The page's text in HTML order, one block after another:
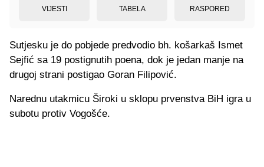
VIJESTI TABELA RASPORED
Sutjesku je do pobjede predvodio bh. košarkaš Ismet
Sejfić sa 19 postignutih poena, dok je jedan manje na
drugoj strani postigao Goran Filipović.
Narednu utakmicu Široki u sklopu prvenstva BiH igra u
subotu protiv Vogošće.